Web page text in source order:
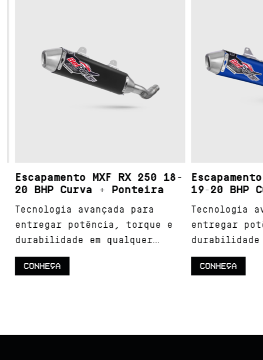
Escapamento MXF RX 250 18-
20 BHP Curva + Ponteira
Tecnologia avançada para
entregar potência, torque e
durabilidade em qualquer
terreno.
CONHEÇA
Escapamento
19-20 BHP
Tecnologia
entregar
durabilidade
terreno.
CONHEÇA